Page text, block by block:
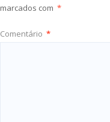
marcados com *
Comentário *